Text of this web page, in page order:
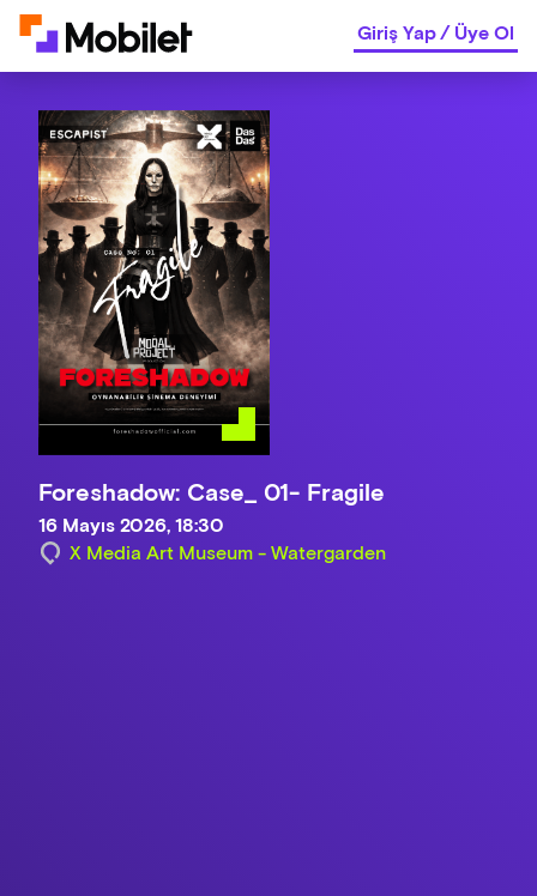
Giriş Yap/Üye Ol
Foreshadow: Case_ 01- Fragile
16 Mayıs 2026, 18:30
X Media Art Museum - Watergarden